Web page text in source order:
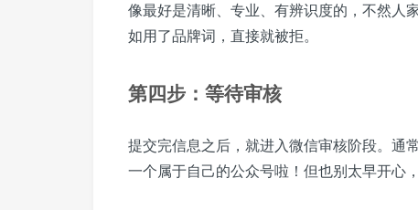
像最好是清晰、专业、有辨识度的，不然人
如用了品牌词，直接就被拒。
第四步：等待审核
提交完信息之后，就进入微信审核阶段。通
一个属于自己的公众号啦！但也别太早开心